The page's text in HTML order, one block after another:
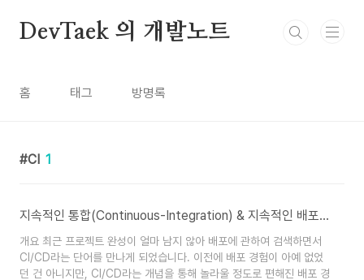
DevTaek 의 개발노트
홈 태그 방명록
CI 1
지속적인 통합(Continuous-Integration) & 지속적인 배포(Continuous-Deploy) 적용하기 - 1편(CI란 무엇인가?)
개요 최근 프로젝트 완성이 얼마 남지 않아 배포에 관하여 검색하면서
CI/CD라는 단어를 만나게 되었습니다. 이전에 배포 경험이 아예 없었
던 건 아니지만, CI/CD라는 개념을 통해 놀라울 정도로 편해진 배포 경